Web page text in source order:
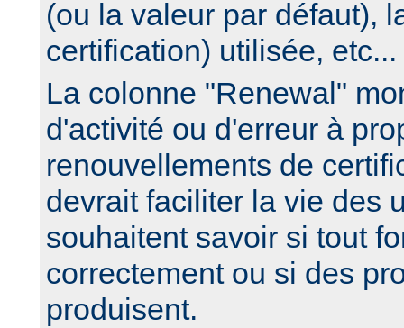
(ou la valeur par défaut),
certification) utilisée, etc...
La colonne "Renewal"
d'activité ou d'erreur à
renouvellements de
devrait faciliter la vie des
souhaitent savoir si tout
correctement ou si des
produisent.